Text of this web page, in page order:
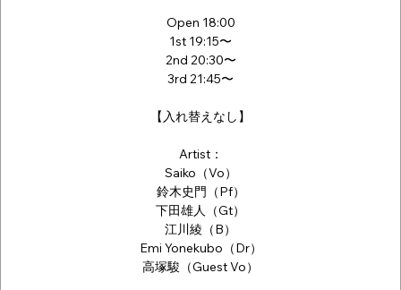
Open 18:00
1st 19:15〜
2nd 20:30〜
3rd 21:45〜
【入れ替えなし】
Artist：
Saiko（Vo）
鈴木史門（Pf）
下田雄人（Gt）
江川綾（B）
Emi Yonekubo（Dr）
高塚駿（Guest Vo）